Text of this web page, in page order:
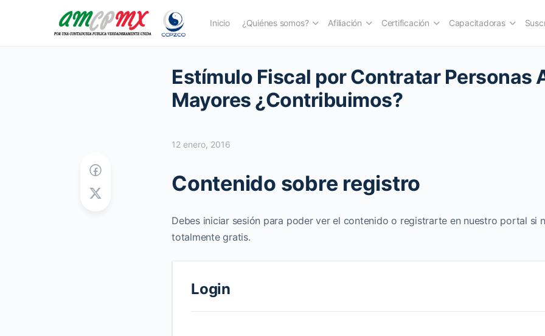
Inicio ¿Quiénes somos? Afiliación Certificación Capacitadoras
Estímulo Fiscal por Contratar Personas
Mayores ¿Contribuimos?
12 enero, 2016
Contenido sobre registro
Debes iniciar sesión para poder ver el contenido o registrarte en nuestro portal si
totalmente gratis.
Login